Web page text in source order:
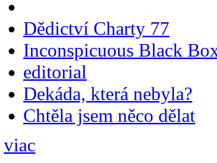
Dědictví Charty 77
Inconspicuous Black
editorial
Dekáda, která nebyla?
Chtěla jsem něco dělat
viac